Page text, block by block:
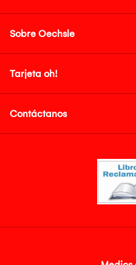
Sobre Oechsle
Tarjeta oh!
Contáctanos